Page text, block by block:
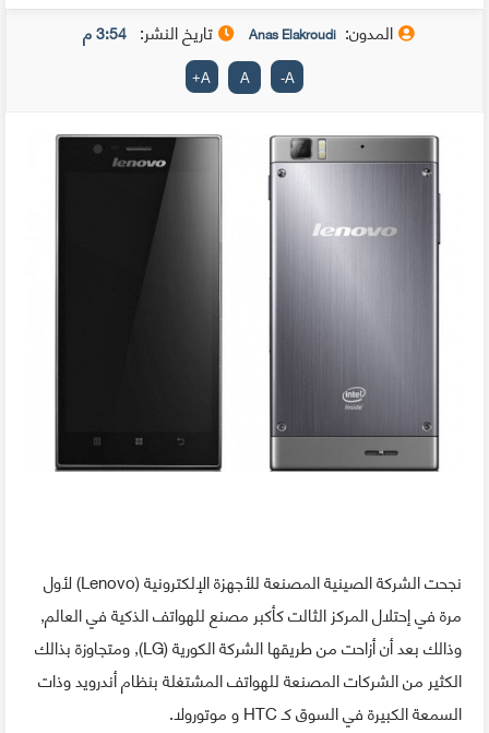
المدون: Anas Elakroudi تاريخ النشر: 3:54 م
A
-
A
A
+
نجحت الشركة الصينية المصنعة للأجهزة الإلكترونية (Lenovo) لأول
مرة في إحتلال المركز الثالت كأكبر مصنع للهواتف الذكية في العالم,
وذالك بعد أن أزاحت من طريقها الشركة الكورية (LG), ومتجاوزة بذالك
الكثير من الشركات المصنعة للهواتف المشتغلة بنظام أندرويد وذات
السمعة الكبيرة في السوق كـ HTC و موتورولا.